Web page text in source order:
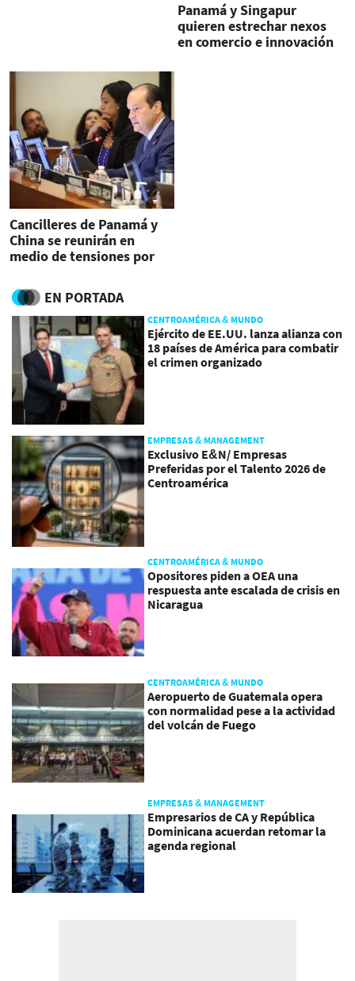
Panamá y Singapur
quieren estrechar nexos
en comercio e innovación
Cancilleres de Panamá y
China se reunirán en
medio de tensiones por
EN PORTADA
CENTROAMÉRICA & MUNDO
Ejército de EE.UU. lanza alianza con
18 países de América para combatir
el crimen organizado
EMPRESAS & MANAGEMENT
Exclusivo E&N/ Empresas
Preferidas por el Talento 2026 de
Centroamérica
CENTROAMÉRICA & MUNDO
Opositores piden a OEA una
respuesta ante escalada de crisis en
Nicaragua
CENTROAMÉRICA & MUNDO
Aeropuerto de Guatemala opera
con normalidad pese a la actividad
del volcán de Fuego
EMPRESAS & MANAGEMENT
Empresarios de CA y República
Dominicana acuerdan retomar la
agenda regional